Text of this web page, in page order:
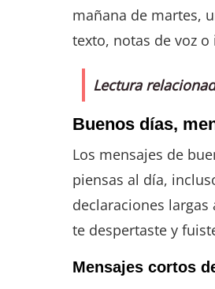
mañana de martes,
texto, notas de voz
Lectura
Buenos días,
Los mensajes de
piensas al día,
declaraciones
te despertaste y
Mensajes cortos